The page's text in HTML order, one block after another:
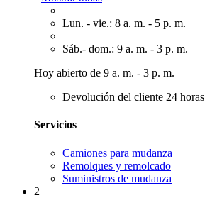
Lun. - vie.: 8 a. m. - 5 p. m.
Sáb.- dom.: 9 a. m. - 3 p. m.
Hoy abierto de 9 a. m. - 3 p. m.
Devolución del cliente 24 horas
Servicios
Camiones para mudanza
Remolques y remolcado
Suministros de mudanza
2